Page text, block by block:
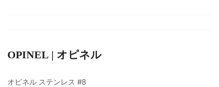
OPINEL | オピネル
オピネル ステンレス #8